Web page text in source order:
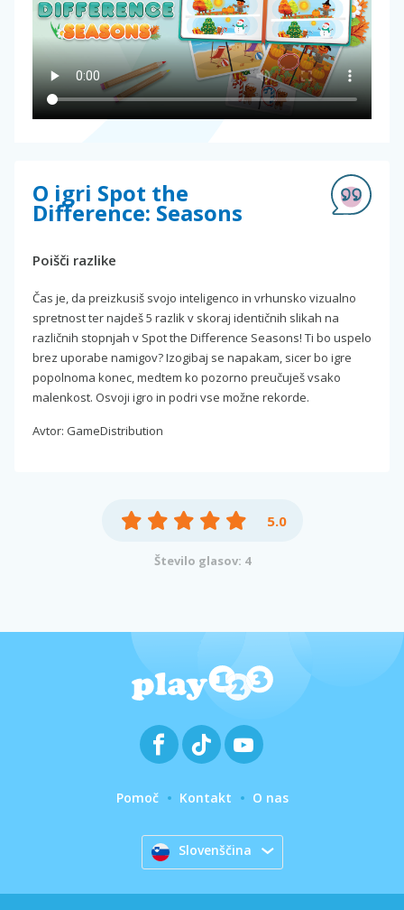
O igri Spot the
Difference: Seasons
Poišči razlike
Čas je, da preizkusiš svojo inteligenco in vrhunsko vizualno
spretnost ter najdeš 5 razlik v skoraj identičnih slikah na
različnih stopnjah v Spot the Difference Seasons! Ti bo uspelo
brez uporabe namigov? Izogibaj se napakam, sicer bo igre
popolnoma konec, medtem ko pozorno preučuješ vsako
malenkost. Osvoji igro in podri vse možne rekorde.
Avtor: GameDistribution
5.0
Število glasov: 4
Pomoč Kontakt O nas
Slovenščina